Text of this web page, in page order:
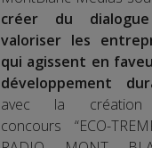
créer du
valoriser les
qui agissent en
développement
avec la
concours “ECO-